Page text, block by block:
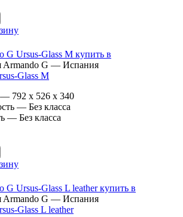
Armando G — Испания
Glass M
792 x 526 x 340
— Без класса
— Без класса
Armando G — Испания
Glass L leather